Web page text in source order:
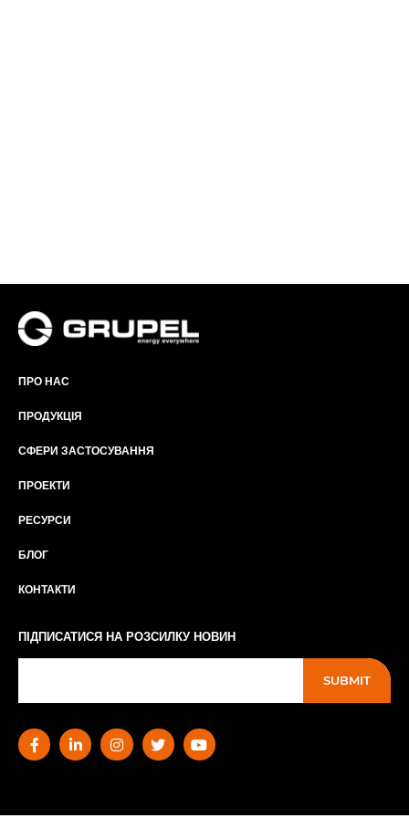
ПРО НАС
ПРОДУКЦІЯ
СФЕРИ ЗАСТОСУВАННЯ
ПРОЕКТИ
РЕСУРСИ
БЛОГ
КОНТАКТИ
ПІДПИСАТИСЯ НА РОЗСИЛКУ НОВИН
SUBMIT